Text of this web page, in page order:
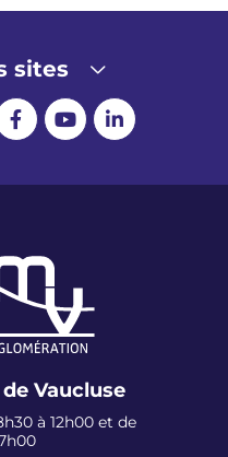
sites
Vaucluse
à 12h00 et de